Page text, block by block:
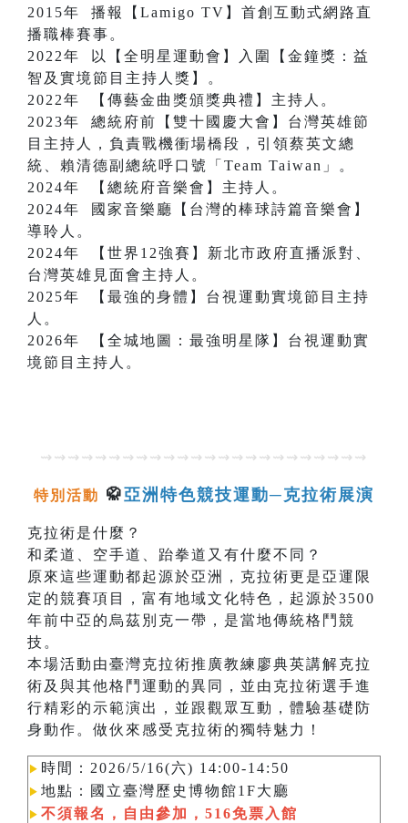
2015年 播報【Lamigo TV】首創互動式網路直
播職棒賽事。
2022年 以【全明星運動會】入圍【金鐘獎：益
智及實境節目主持人獎】。
2022年 【傳藝金曲獎頒獎典禮】主持人。
2023年 總統府前【雙十國慶大會】台灣英雄節
目主持人，負責戰機衝場橋段，引領蔡英文總
統、賴清德副總統呼口號「Team Taiwan」。
2024年 【總統府音樂會】主持人。
2024年 國家音樂廳【台灣的棒球詩篇音樂會】
導聆人。
2024年 【世界12強賽】新北市政府直播派對、
台灣英雄見面會主持人。
2025年 【最強的身體】台視運動實境節目主持
人。
2026年 【全城地圖：最強明星隊】台視運動實
境節目主持人。
⇝⇝⇝⇝⇝⇝⇝⇝⇝⇝⇝⇝⇝⇝⇝⇝⇝⇝⇝⇝⇝⇝⇝⇝
特別活動 🥋亞洲特色競技運動─克拉術展演
克拉術是什麼？
和柔道、空手道、跆拳道又有什麼不同？
原來這些運動都起源於亞洲，克拉術更是亞運限
定的競賽項目，富有地域文化特色，起源於3500
年前中亞的烏茲別克一帶，是當地傳統格鬥競
技。
本場活動由臺灣克拉術推廣教練廖典英講解克拉
術及與其他格鬥運動的異同，並由克拉術選手進
行精彩的示範演出，並跟觀眾互動，體驗基礎防
身動作。做伙來感受克拉術的獨特魅力！
▶︎ 時間：2026/5/16(六) 14:00-14:50
▶︎ 地點：國立臺灣歷史博物館1F大廳
▶︎ 不須報名，自由參加，516免票入館